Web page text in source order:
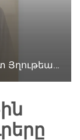
Լիբանան. Ի Տէր հանգաւ Անարատ Յղութեան Քոյրերու Միաբանութեան նուիրեալ անդամներէն՝ Քոյր Թէոպիստէ Պետրոսեան